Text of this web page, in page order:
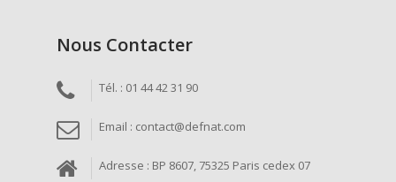
Nous Contacter
Tél. : 01 44 42 31 90
Email : contact@defnat.com
Adresse : BP 8607, 75325 Paris cedex 07